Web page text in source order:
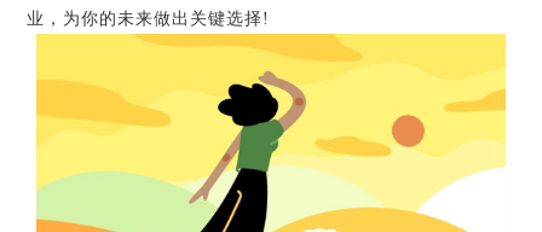
业，为你的未来做出关键选择!